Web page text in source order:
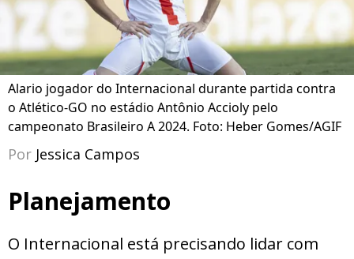
Alario jogador do Internacional durante partida contra
o Atlético-GO no estádio Antônio Accioly pelo
campeonato Brasileiro A 2024. Foto: Heber Gomes/AGIF
Por Jessica Campos
Planejamento
O Internacional está precisando lidar com